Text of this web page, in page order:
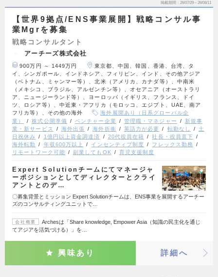
掲載期間 26/07/29～26/08/11
【世界9拠点/ENS事業展開】戦略コンサル事
業Mgrを募集
戦略コンサルタント
アーチーズ株式会社
900万円 ～ 1449万円
東京都、中国、韓国、香港、台湾、タ
イ、シンガポール、インドネシア、フィリピン、インド、その他アジア
（ベトナム、ミャンマー等）、北米（アメリカ、カナダ等）、中南米
（メキシコ、ブラジル、アルゼンチン等）、オセアニア（オーストラリ
ア、ニュージーランド等）、ヨーロッパ（イギリス、フランス、ドイ
ツ、ロシア等）、中近東・アフリカ（モロッコ、エジプト、UAE、南ア
フリカ等）、その他の海外
海外展開あり（日系グローバル企
業）
株式公開準備 ベンチャー企業 管理職・マネジャー
新規事
業・新サービス
海外出張 海外折衝 英語力が必要 転勤なし
土
日祝休み
1億円以上資金調達済 20代役員在籍
社長・役員直下
海外転勤
年収600万以上 インセンティブ制度
フレックス勤務
リモートワーク可能
副業してもOK 育児支援制度
Expert Solutionチームにてマネージャ
ーポジションとしてディレクターとクライ
アントとのデ…
〇募集背景とミッション Expert Solutionチームは、ENS事業を展開するアーチー
ズのコンサルティングユニットで…
会社概要
Archesは「Share knowledge, Empower Asia（知識の民主化を通じ
てアジアを活気づける）」を…
興味あり 詳細へ